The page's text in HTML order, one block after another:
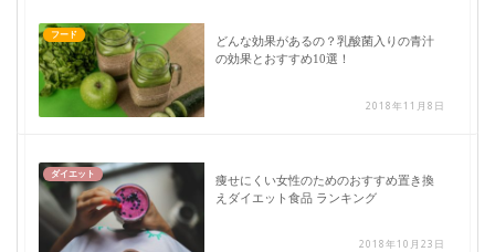
フード
どんな効果があるの？乳酸菌入りの青汁
の効果とおすすめ10選！
2018年11月8日
ダイエット
痩せにくい女性のためのおすすめ置き換
えダイエット食品 ランキング
2018年10月23日